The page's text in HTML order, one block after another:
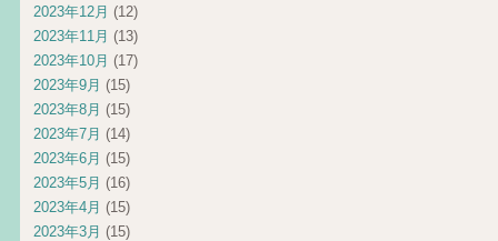
2023年12月 (12)
2023年11月 (13)
2023年10月 (17)
2023年9月 (15)
2023年8月 (15)
2023年7月 (14)
2023年6月 (15)
2023年5月 (16)
2023年4月 (15)
2023年3月 (15)